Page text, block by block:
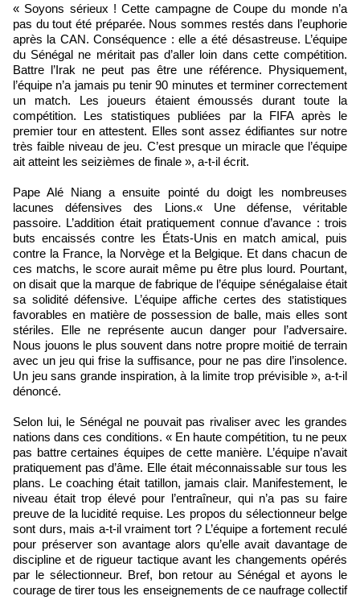
« Soyons sérieux ! Cette campagne de Coupe du monde n’a
pas du tout été préparée. Nous sommes restés dans l’euphorie
après la CAN. Conséquence : elle a été désastreuse. L’équipe
du Sénégal ne méritait pas d’aller loin dans cette compétition.
Battre l’Irak ne peut pas être une référence. Physiquement,
l’équipe n’a jamais pu tenir 90 minutes et terminer correctement
un match. Les joueurs étaient émoussés durant toute la
compétition. Les statistiques publiées par la FIFA après le
premier tour en attestent. Elles sont assez édifiantes sur notre
très faible niveau de jeu. C’est presque un miracle que l’équipe
ait atteint les seizièmes de finale », a-t-il écrit.
Pape Alé Niang a ensuite pointé du doigt les nombreuses
lacunes défensives des Lions.« Une défense, véritable
passoire. L’addition était pratiquement connue d’avance : trois
buts encaissés contre les États-Unis en match amical, puis
contre la France, la Norvège et la Belgique. Et dans chacun de
ces matchs, le score aurait même pu être plus lourd. Pourtant,
on disait que la marque de fabrique de l’équipe sénégalaise était
sa solidité défensive. L’équipe affiche certes des statistiques
favorables en matière de possession de balle, mais elles sont
stériles. Elle ne représente aucun danger pour l’adversaire.
Nous jouons le plus souvent dans notre propre moitié de terrain
avec un jeu qui frise la suffisance, pour ne pas dire l’insolence.
Un jeu sans grande inspiration, à la limite trop prévisible », a-t-il
dénoncé.
Selon lui, le Sénégal ne pouvait pas rivaliser avec les grandes
nations dans ces conditions. « En haute compétition, tu ne peux
pas battre certaines équipes de cette manière. L’équipe n’avait
pratiquement pas d’âme. Elle était méconnaissable sur tous les
plans. Le coaching était tatillon, jamais clair. Manifestement, le
niveau était trop élevé pour l’entraîneur, qui n’a pas su faire
preuve de la lucidité requise. Les propos du sélectionneur belge
sont durs, mais a-t-il vraiment tort ? L’équipe a fortement reculé
pour préserver son avantage alors qu’elle avait davantage de
discipline et de rigueur tactique avant les changements opérés
par le sélectionneur. Bref, bon retour au Sénégal et ayons le
courage de tirer tous les enseignements de ce naufrage collectif